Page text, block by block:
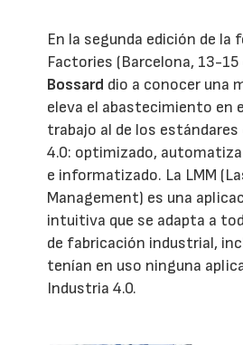
En la segunda edición de la
Factories (Barcelona, 13-15
Bossard dio a conocer una
eleva el abastecimiento en
trabajo al de los estándares
4.0: optimizado,
e informatizado. La LMM
Management) es una
intuitiva que se adapta a
de fabricación industrial,
tenían en uso ninguna
Industria 4.0.